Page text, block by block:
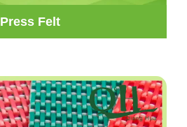
Press Felt